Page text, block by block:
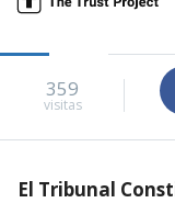
359
visitas
El Tribunal